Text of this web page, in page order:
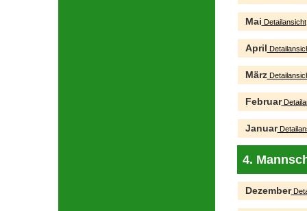
Mai Detailansicht
April
März
Februar
Januar
4.
Dezember